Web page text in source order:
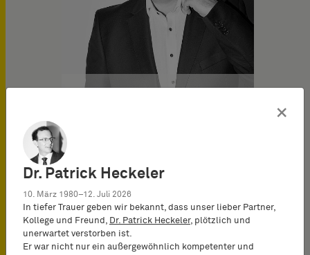
×
Dr. Patrick Heckeler
10. März 1980–12. Juli 2026
In tiefer Trauer geben wir bekannt, dass unser lieber Partner,
Kollege und Freund,
Dr. Patrick Heckeler, plötzlich und
unerwartet verstorben ist.
Er war nicht nur ein außergewöhnlich kompetenter und